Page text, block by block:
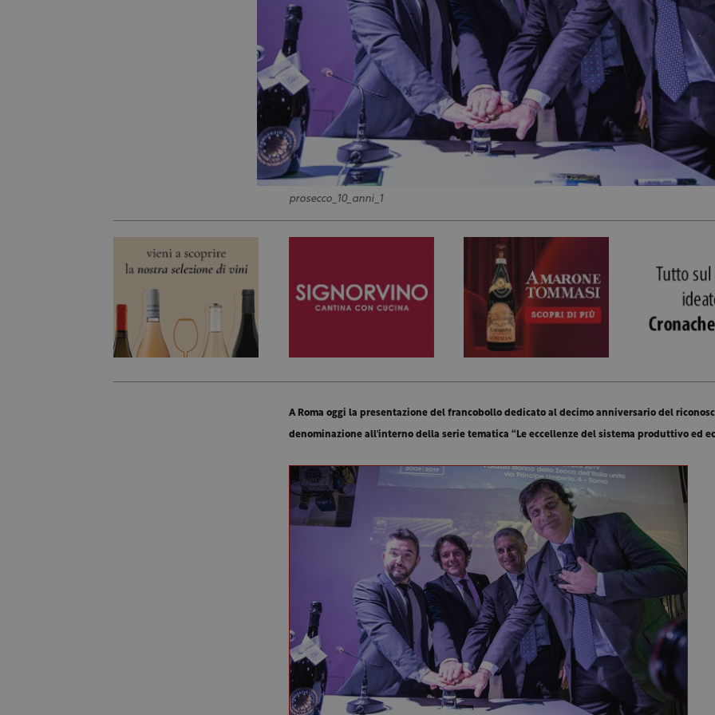
prosecco_10_anni_1
A Roma oggi la presentazione del francobollo dedicato al decimo anniversario del
denominazione all'interno della serie tematica “Le eccellenze del sistema produttivo ed